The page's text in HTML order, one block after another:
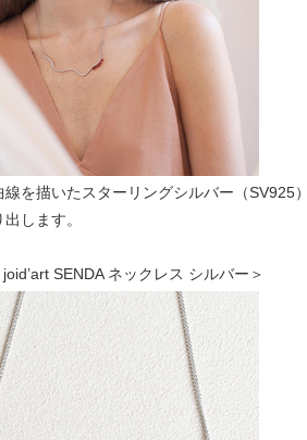
線を描いたスターリングシルバー（SV925
します。
SENDA ネックレス シルバー＞